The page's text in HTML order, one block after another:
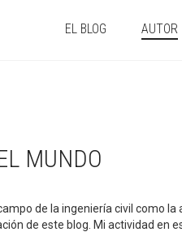
EL BLOG AUTOR
MUNDO
de la ingeniería civil como
de este blog. Mi actividad en